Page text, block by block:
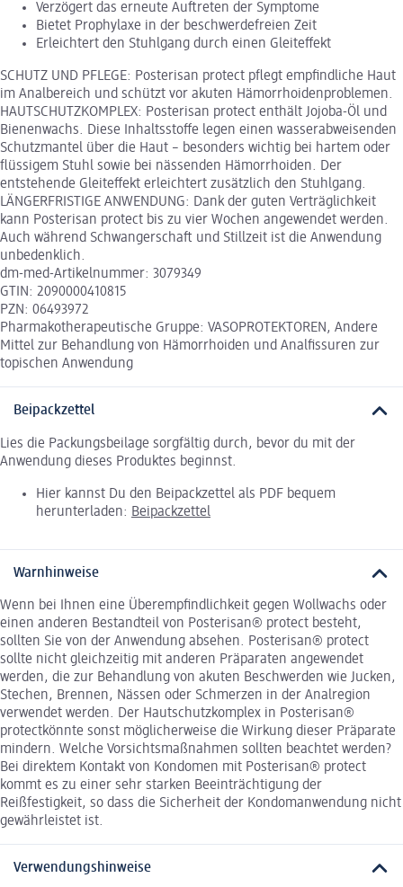
Verzögert das erneute Auftreten der Symptome
Bietet Prophylaxe in der beschwerdefreien Zeit
Erleichtert den Stuhlgang durch einen Gleiteffekt
SCHUTZ UND PFLEGE: Posterisan protect pflegt empfindliche Haut
im Analbereich und schützt vor akuten Hämorrhoidenproblemen.
HAUTSCHUTZKOMPLEX: Posterisan protect enthält Jojoba-Öl und
Bienenwachs. Diese Inhaltsstoffe legen einen wasserabweisenden
Schutzmantel über die Haut – besonders wichtig bei hartem oder
flüssigem Stuhl sowie bei nässenden Hämorrhoiden. Der
entstehende Gleiteffekt erleichtert zusätzlich den Stuhlgang.
LÄNGERFRISTIGE ANWENDUNG: Dank der guten Verträglichkeit
kann Posterisan protect bis zu vier Wochen angewendet werden.
Auch während Schwangerschaft und Stillzeit ist die Anwendung
unbedenklich.
dm-med-Artikelnummer: 3079349
GTIN: 2090000410815
PZN: 06493972
Pharmakotherapeutische Gruppe: VASOPROTEKTOREN, Andere
Mittel zur Behandlung von Hämorrhoiden und Analfissuren zur
topischen Anwendung
Beipackzettel
Lies die Packungsbeilage sorgfältig durch, bevor du mit der
Anwendung dieses Produktes beginnst.
Hier kannst Du den Beipackzettel als PDF bequem
herunterladen: Beipackzettel
Warnhinweise
Wenn bei Ihnen eine Überempfindlichkeit gegen Wollwachs oder
einen anderen Bestandteil von Posterisan® protect besteht,
sollten Sie von der Anwendung absehen. Posterisan® protect
sollte nicht gleichzeitig mit anderen Präparaten angewendet
werden, die zur Behandlung von akuten Beschwerden wie Jucken,
Stechen, Brennen, Nässen oder Schmerzen in der Analregion
verwendet werden. Der Hautschutzkomplex in Posterisan®
protectkönnte sonst möglicherweise die Wirkung dieser Präparate
mindern. Welche Vorsichtsmaßnahmen sollten beachtet werden?
Bei direktem Kontakt von Kondomen mit Posterisan® protect
kommt es zu einer sehr starken Beeinträchtigung der
Reißfestigkeit, so dass die Sicherheit der Kondomanwendung nicht
gewährleistet ist.
Verwendungshinweise